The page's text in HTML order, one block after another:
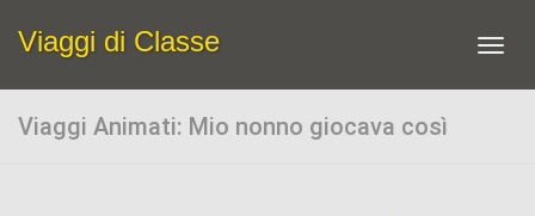
Viaggi di Classe
Viaggi Animati: Mio nonno giocava così